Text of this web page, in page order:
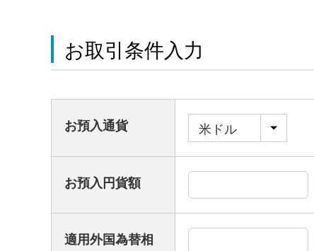
お取引条件入力
お預入通貨
お預入円貨額
適用外国為替相